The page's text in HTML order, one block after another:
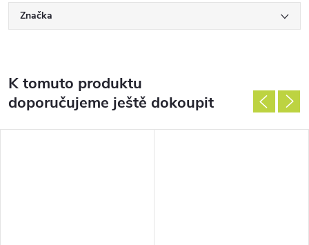
Značka
K tomuto produktu
doporučujeme ještě dokoupit